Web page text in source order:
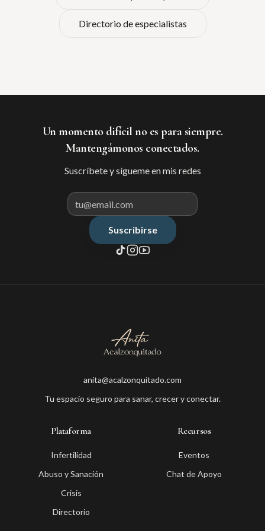
Directorio de especialistas
Un momento difícil no es para siempre.
Mantengámonos conectados.
Suscríbete y sígueme en mis redes
Correo electrónico para
Suscribirse
anita@acalzonquitado.com
Tu espacio seguro para sanar, crecer y conectar.
Plataforma
Infertilidad
Abuso y Sanación
Crisis
Directorio
Recursos
Eventos
Chat de Apoyo